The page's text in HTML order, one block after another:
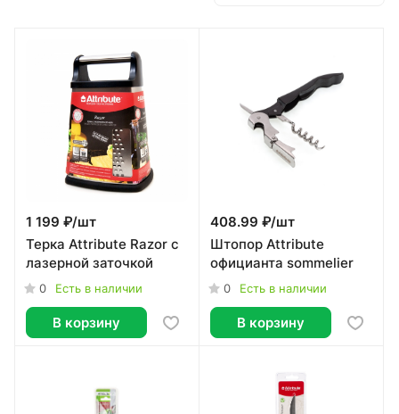
1 199 ₽/шт
Терка Attribute Razor с
лазерной заточкой
0 Есть в наличии
В корзину
408.99 ₽/шт
Штопор Attribute
официанта sommelier
0 Есть в наличии
В корзину